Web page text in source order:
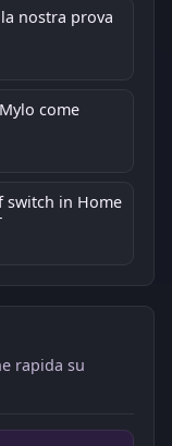
nostra prova
come
switch in Home
rapida su